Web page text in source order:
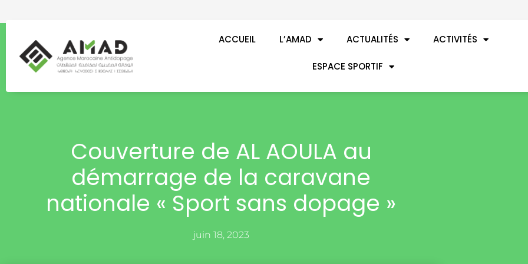
au
ACCUEIL L’AMAD ACTUALITÉS ACTIVITÉS
ESPACE SPORTIF
Couverture de AL AOULA au
démarrage de la caravane
nationale « Sport sans dopage »
juin 18, 2023